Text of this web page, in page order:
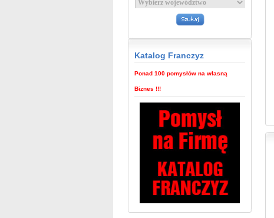
Katalog Franczyz
Ponad 100 pomysłów na własną
Biznes !!!